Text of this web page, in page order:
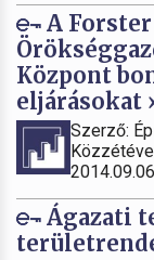
A
Központ
eljárásokat
Szerző:
Ágazati